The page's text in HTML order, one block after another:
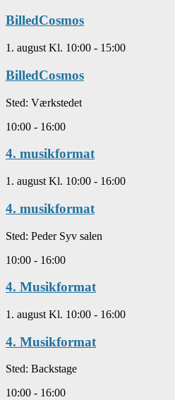
BilledCosmos
1. august Kl. 10:00 - 15:00
BilledCosmos
Sted: Værkstedet
10:00 - 16:00
4. musikformat
1. august Kl. 10:00 - 16:00
4. musikformat
Sted: Peder Syv salen
10:00 - 16:00
4. Musikformat
1. august Kl. 10:00 - 16:00
4. Musikformat
Sted: Backstage
10:00 - 16:00